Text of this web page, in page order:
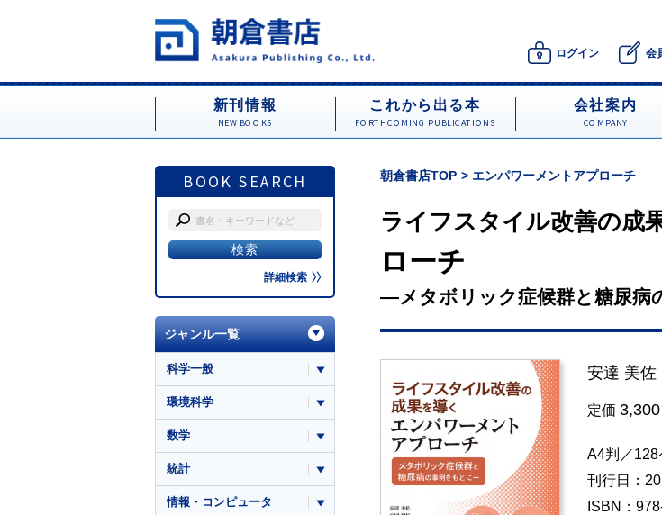
ログイン 会
新刊情報
NEW BOOKS
これから出る本
FORTHCOMING PUBLICATIONS
会社案内
COMPANY
BOOK SEARCH
詳細検索
朝倉書店TOP エンパワーメントアプローチ
ライフスタイル改善の成
ローチ
―メタボリック症候群と糖尿病
安達 美佐
定価 3,300
A4判／128
刊行日：
ISBN：
ジャンル一覧
科学一般
環境科学
数学
統計
情報・コンピュータ